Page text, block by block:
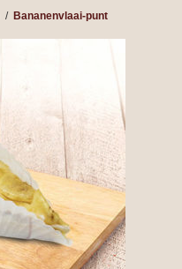
/ Bananenvlaai-punt